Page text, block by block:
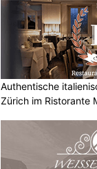
Authentische
Zürich im Ristorante